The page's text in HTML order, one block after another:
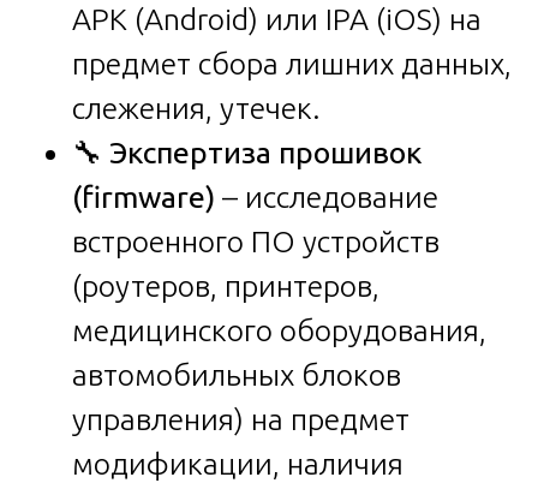
APK (Android) или IPA (iOS) на
предмет сбора лишних данных,
слежения, утечек.
🔧 Экспертиза прошивок
(firmware) – исследование
встроенного ПО устройств
(роутеров, принтеров,
медицинского оборудования,
автомобильных блоков
управления) на предмет
модификации, наличия